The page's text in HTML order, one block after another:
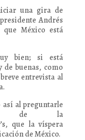
una gira de
Andrés
que México está
bien; si está
de buenas, como
entrevista al
al preguntarle
de la
que la víspera
de México.